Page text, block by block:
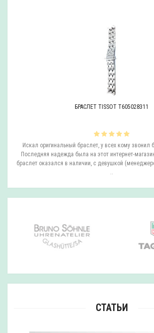
БРАСЛЕТ TISSOT T605028311
Искал оригинальный браслет, у всех кому звонил
Последняя надежда была на этот интернет-
браслет оказался в наличии, с девушкой
..
СТАТЬИ